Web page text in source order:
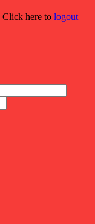
Click here to logout